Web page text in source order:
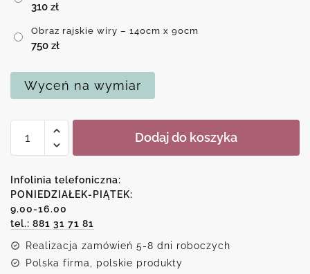
310 zł
Obraz rajskie wiry – 140cm x 90cm
750 zł
Wyceń na wymiar
Obraz
wiry
Dodaj do koszyka
Infolinia telefoniczna:
PONIEDZIAŁEK-PIĄTEK:
9.00-16.00
tel.: 881 31 71 81
Realizacja zamówień 5-8 dni roboczych
Polska firma, polskie produkty